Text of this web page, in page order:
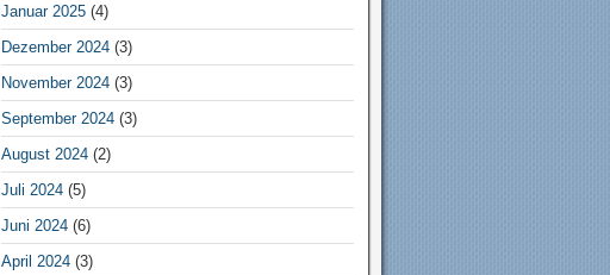
Januar 2025(4)
Dezember 2024(3)
November 2024(3)
September 2024(3)
August 2024(2)
Juli 2024(5)
Juni 2024(6)
April 2024(3)